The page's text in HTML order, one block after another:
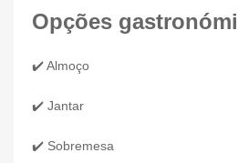
Opções
✔️ Almoço
✔️ Jantar
✔️ Sobremesa